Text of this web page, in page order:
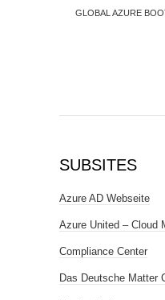
GLOBAL AZURE
SUBSITES
Azure AD Webseite
Azure United – Cloud
Compliance Center
Das Deutsche Matter